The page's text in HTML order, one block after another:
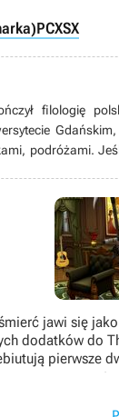
PCXSX
filologię
podróżami.
w tenisa,
jawi się
dodatków do
pierwsze